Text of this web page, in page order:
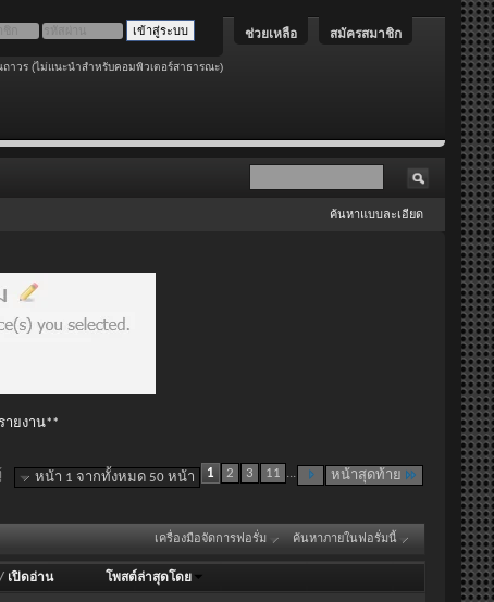
สมัครสมาชิก
ช่วยเหลือ
ถาวร (ไม่แนะนำสำหรับคอมพิวเตอร์สาธารณะ)
ค้นหาแบบละเอียด
ายงาน**
หน้า 1 จากทั้งหมด 50 หน้า 1 2 3 11 ... หน้าสุดท้าย
เครื่องมือจัดการฟอรั่ม ค้นหาภายในฟอรั่มนี้
/ เปิดอ่าน โพสต์ล่าสุดโดย